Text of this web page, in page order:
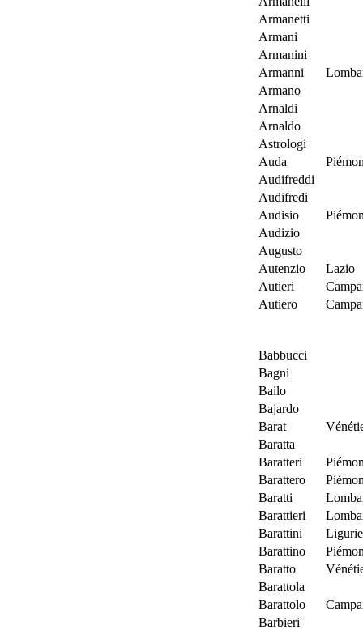
Armanetti
Armani
Armanini
Armanni
Armano
Arnaldi
Arnaldo
Astrologi
Auda
Audifreddi
Audifredi
Audisio
Audizio
Augusto
Autenzio
Lazio
Autieri
Autiero
Babbucci
Bagni
Bailo
Bajardo
Barat
Baratta
Baratteri
Barattero
Baratti
Barattieri
Barattini
Barattino
Baratto
Barattola
Barattolo
Barbieri